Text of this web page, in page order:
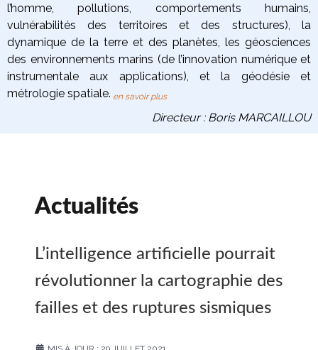
l’homme, pollutions, comportements humains,
vulnérabilités des territoires et des structures), la
dynamique de la terre et des planètes, les géosciences
des environnements marins (de l’innovation numérique et
instrumentale aux applications), et la géodésie et
métrologie spatiale. en savoir plus
Directeur : Boris MARCAILLOU
Actualités
L’intelligence artificielle pourrait
révolutionner la cartographie des
failles et des ruptures sismiques